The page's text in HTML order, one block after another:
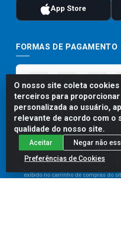
O nosso site coleta
terceiros para
personalizada ao usuário,
relevante de acordo com o
qualidade do nosso site.
Aceitar
Negar não
Preferências de Cookies
FORMAS DE PAGAMENTO
Preços, promoções, condições de
para compras realizadas
exibido no carrinho de compras do